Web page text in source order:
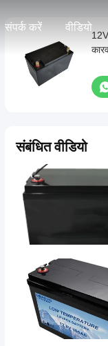
संपर्क करें वीडियो
संबंधित वीडियो